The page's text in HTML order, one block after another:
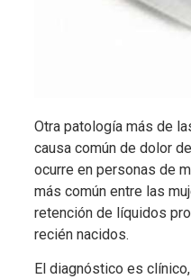
Otra patología más de
causa común de dolor
ocurre en personas de
más común entre las
retención de líquidos
recién nacidos.
El diagnóstico es